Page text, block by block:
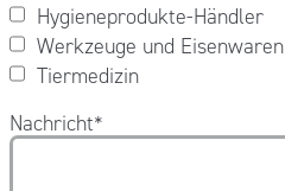
Hygieneprodukte-Händler
Werkzeuge und Eisenwaren
Tiermedizin
Nachricht*